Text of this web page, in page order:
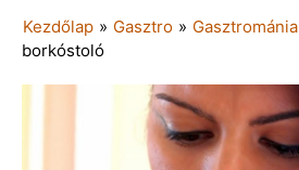
Kezdőlap » Gasztro » Gasztrománia
borkóstoló